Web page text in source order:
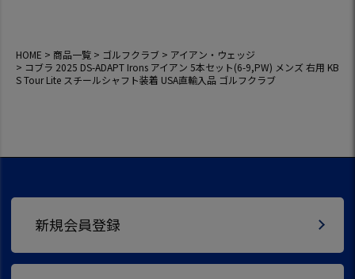
HOME 商品一覧 ゴルフクラブ
アイアン・ウェッジ
コブラ 2025 DS-ADAPT Irons アイアン 5本セット(6-9,PW) メンズ 右用 KB
S Tour Lite スチールシャフト装着 USA直輸入品 ゴルフクラブ
新規会員登録